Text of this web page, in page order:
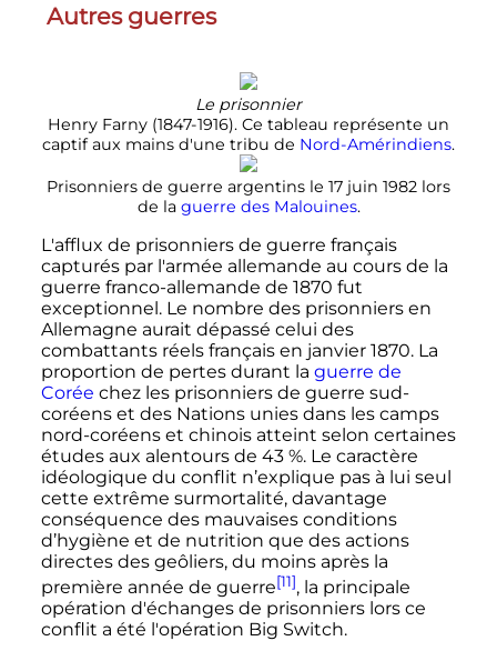
Autres guerres
Le prisonnier
Henry Farny (1847-1916). Ce tableau représente un
captif aux mains d'une tribu de Nord-Amérindiens.
Prisonniers de guerre argentins le 17 juin 1982 lors
de la guerre des Malouines.
L'afflux de prisonniers de guerre français
capturés par l'armée allemande au cours de la
guerre franco-allemande de 1870 fut
exceptionnel. Le nombre des prisonniers en
Allemagne aurait dépassé celui des
combattants réels français en janvier 1870. La
proportion de pertes durant la guerre de
Corée chez les prisonniers de guerre sud-
coréens et des Nations unies dans les camps
nord-coréens et chinois atteint selon certaines
études aux alentours de 43 %. Le caractère
idéologique du conflit n’explique pas à lui seul
cette extrême surmortalité, davantage
conséquence des mauvaises conditions
d’hygiène et de nutrition que des actions
directes des geôliers, du moins après la
première année de guerre[11], la principale
opération d'échanges de prisonniers lors ce
conflit a été l'opération Big Switch.